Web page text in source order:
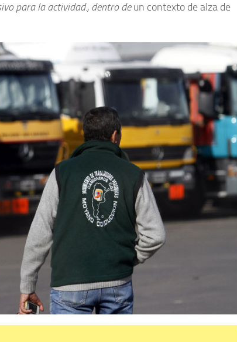
para la actividad., dentro deun contexto de alza de